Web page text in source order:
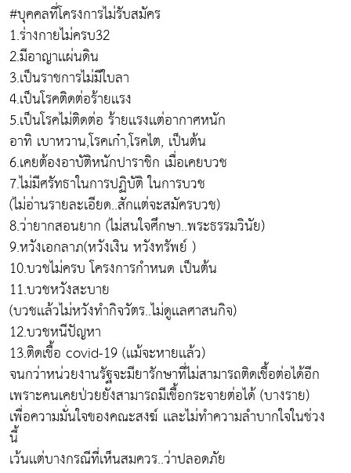
#บุคคลที่โครงการไม่รับสมัคร
1.ร่างกายไม่ครบ32
2.มีอาญาเเผ่นดิน
3.เป็นราชการไม่มีใบลา
4.เป็นโรคติดต่อร้ายเเรง
5.เป็นโรคไม่ติดต่อ ร้ายเเรงเเต่อากาศหนัก
อาทิ เบาหวาน,โรคเก๋า,โรคไต, เป็นต้น
6.เคยต้องอาบัติหนักปาราชิก เมื่อเคยบวช
7.ไม่มีศรัทธาในการปฏิบัติ ในการบวช
(ไม่อ่านรายละเอียด..สักเเต่จะสมัครบวช)
8.ว่ายากสอนยาก (ไม่สนใจศึกษา..พระธรรมวินัย)
9.หวังเอกลาภ(หวังเงิน หวังทรัพย์ )
10.บวชไม่ครบ โครงการกำหนด เป็นต้น
11.บวชหวังสะบาย
(บวชเเล้วไม่หวังทำกิจวัตร..ไม่ดูเเลศาสนกิจ)
12.บวชหนีปัญหา
13.ติดเชื้อ covid-19 (เเม้จะหายเเล้ว)
จนกว่าหน่วยงานรัฐจะมียารักษาที่ไม่สามารถติดเชื้อต่อได้อีก
เพราะคนเคยป่วยยังสามารถมีเชื้อกระจายต่อได้ (บางราย)
เพื่อความมั่นใจของคณะสงฆ์ เเละไม่ทำความลำบากใจในช่วง
นี้
เว้นเเต่บางกรณีที่เห็นสมควร..ว่าปลอดภัย